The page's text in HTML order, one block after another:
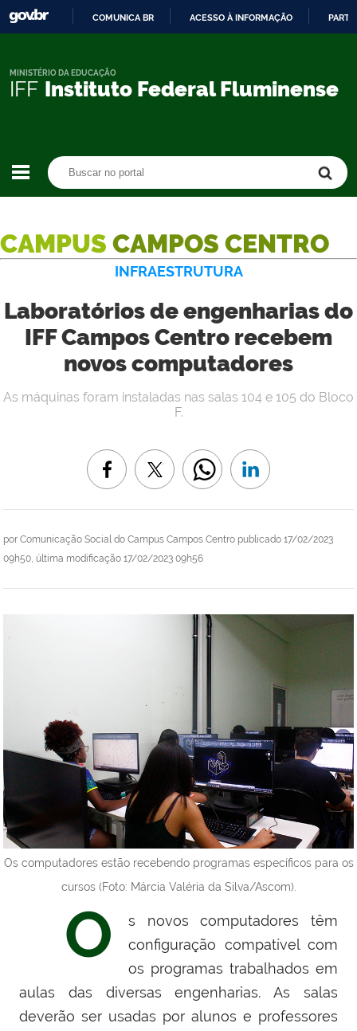
CONTEÚDO
COMUNICA BR ACESSO À INFORMAÇÃO
IFF Instituto Federal Fluminense
MINISTÉRIO DA EDUCAÇÃO
CAMPUS CAMPOS CENTRO
INFRAESTRUTURA
Laboratórios de engenharias do
IFF Campos Centro recebem
novos computadores
por Comunicação Social do Campus Campos Centro publicado 17/02/2023
09h50, última modificação 17/02/2023 09h56
As máquinas foram instaladas nas salas 104 e 105 do Bloco
F.
Os computadores estão recebendo programas específicos para os
cursos (Foto: Márcia Valéria da Silva/Ascom).
O
s novos computadores têm
configuração compatível com
os programas trabalhados em
aulas das diversas engenharias. As salas
deverão ser usadas por alunos e professores